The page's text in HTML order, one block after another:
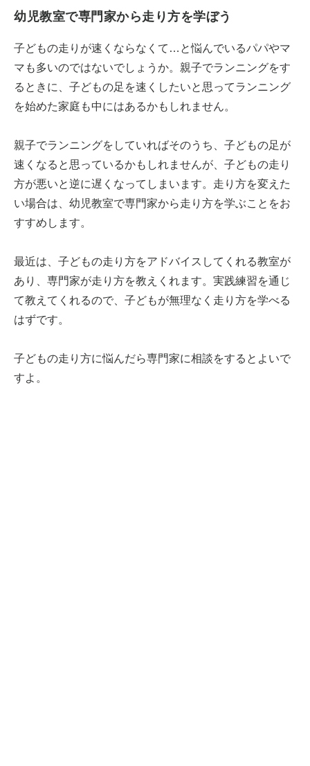
幼児教室で専門家から走り方を学ぼう
子どもの走りが速くならなくて…と悩んでいるパパやマ
マも多いのではないでしょうか。親子でランニングをす
るときに、子どもの足を速くしたいと思ってランニング
を始めた家庭も中にはあるかもしれません。
親子でランニングをしていればそのうち、子どもの足が
速くなると思っているかもしれませんが、子どもの走り
方が悪いと逆に遅くなってしまいます。走り方を変えた
い場合は、幼児教室で専門家から走り方を学ぶことをお
すすめします。
最近は、子どもの走り方をアドバイスしてくれる教室が
あり、専門家が走り方を教えくれます。実践練習を通じ
て教えてくれるので、子どもが無理なく走り方を学べる
はずです。
子どもの走り方に悩んだら専門家に相談をするとよいで
すよ。